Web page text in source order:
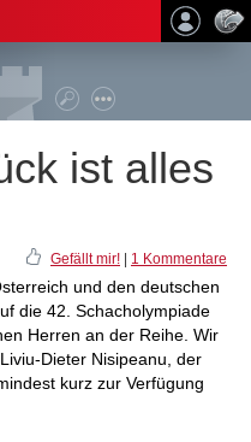
ist alles
Gefällt mir! 1 Kommentare
und den deutschen
die 42. Schacholympiade
Herren an der Reihe. Wir
Dieter Nisipeanu, der
kurz zur Verfügung